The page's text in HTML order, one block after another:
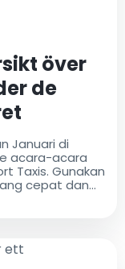
över
de
Januari di
acara-acara
Taxis. Gunakan
cepat dan